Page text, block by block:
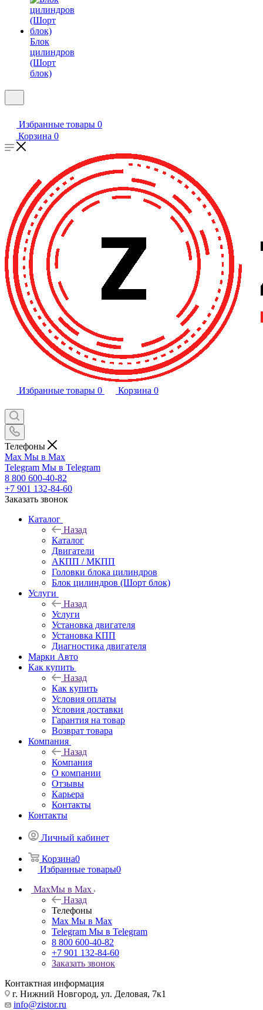
Блок
цилиндров
(Шорт
блок)
Избранные товары 0
Корзина 0
Избранные товары 0 Корзина 0
Телефоны
Max Мы в Max
Telegram Мы в Telegram
8 800 600-40-82
+7 901 132-84-60
Заказать звонок
Каталог
Назад
Каталог
Двигатели
АКПП / МКПП
Головки блока цилиндров
Блок цилиндров (Шорт блок)
Услуги
Назад
Услуги
Установка двигателя
Установка КПП
Диагностика двигателя
Марки Авто
Как купить
Назад
Как купить
Условия оплаты
Условия доставки
Гарантия на товар
Возврат товара
Компания
Назад
Компания
О компании
Отзывы
Карьера
Контакты
Контакты
Личный кабинет
Корзина0
Избранные товары0
MaxМы в Max
Назад
Телефоны
Max Мы в Max
Telegram Мы в Telegram
8 800 600-40-82
+7 901 132-84-60
Заказать звонок
Контактная информация
г. Нижний Новгород, ул. Деловая, 7к1
info@zistor.ru